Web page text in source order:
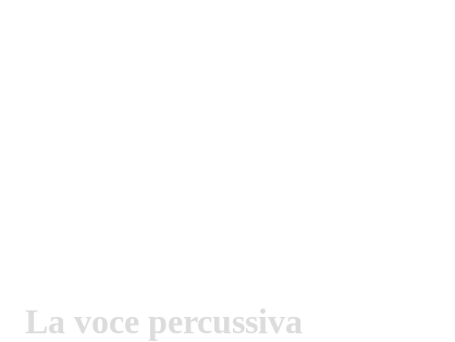
La voce percussiva